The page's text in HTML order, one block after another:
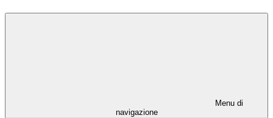
Menu di
navigazione